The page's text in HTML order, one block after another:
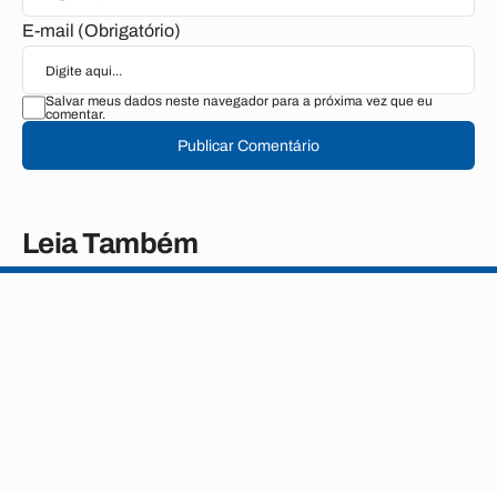
E-mail (Obrigatório)
Salvar meus dados neste navegador para a próxima vez que eu
comentar.
Publicar Comentário
Leia Também